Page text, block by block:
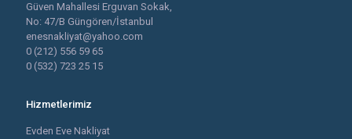
Güven Mahallesi Erguvan Sokak,
No: 47/B Güngören/İstanbul
enesnakliyat@yahoo.com
0 (212) 556 59 65
0 (532) 723 25 15
Hizmetlerimiz
Evden Eve Nakliyat